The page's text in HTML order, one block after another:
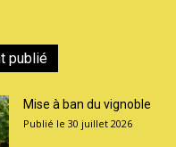
publié
Mise à ban du vignoble
30 juillet 2026